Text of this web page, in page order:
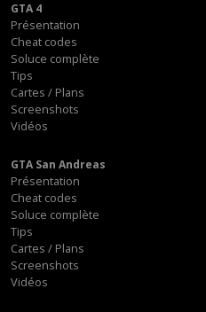
GTA 4
Présentation
Cheat codes
Soluce complète
Tips
Cartes / Plans
Screenshots
Vidéos
GTA San Andreas
Présentation
Cheat codes
Soluce complète
Tips
Cartes / Plans
Screenshots
Vidéos